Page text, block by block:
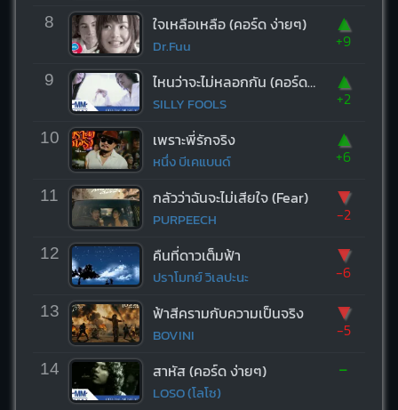
8 ใจเหลือเหลือ (คอร์ด ง่ายๆ)
Dr.Fuu
▲
+9
9 ไหนว่าจะไม่หลอกกัน (คอร์ด ง่ายๆ)
SILLY FOOLS
▲
+2
10 เพราะพี่รักจริง
หนึ่ง บีเคแบนด์
▲
+6
11 กลัวว่าฉันจะไม่เสียใจ (Fear)
PURPEECH
▼
-2
12 คืนที่ดาวเต็มฟ้า
ปราโมทย์ วิเลปะนะ
▼
-6
13 ฟ้าสีครามกับความเป็นจริง
BOVINI
▼
-5
14 สาหัส (คอร์ด ง่ายๆ)
LOSO (โลโซ)
-